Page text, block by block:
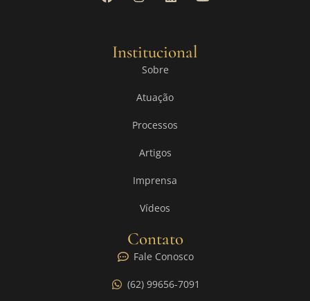
Institucional
Sobre
Atuação
Processos
Artigos
Imprensa
Vídeos
Contato
Fale Conosco
(62) 99656-7091